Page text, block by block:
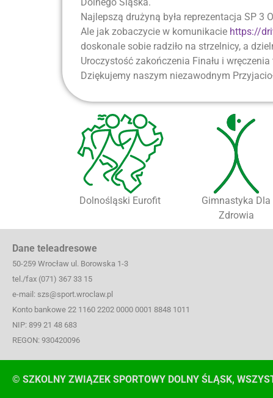
Najlepszą drużyną była reprezentacja SP 3
Ale jak zobaczycie w komunikacie https://
doskonale sobie radziło na strzelnicy, a
Uroczystość zakończenia Finału i
Dziękujemy naszym niezawodnym
Dolnośląski Eurofit
Gimnastyka Dla
Zdrowia
Dane teleadresowe
50-259 Wrocław ul. Borowska 1-3
tel./fax (071) 367 33 15
e-mail: szs@sport.wroclaw.pl
Konto bankowe 22 1160 2202 0000 0001 8848 1011
NIP: 899 21 48 683
REGON: 930420096
© SZKOLNY ZWIĄZEK SPORTOWY DOLNY ŚLĄSK,